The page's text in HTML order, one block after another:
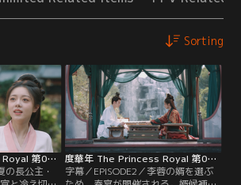
Sorting
度華年 The Princess Royal 第01話／字幕
の長公主・
度華年 The Princess Royal 第02話／字幕
字幕／EPISODE2／李蓉の婿を選ぶ